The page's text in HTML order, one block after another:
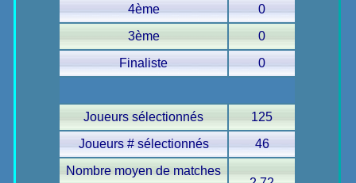
4ème
0
3ème
0
Finaliste
0
Joueurs sélectionnés
125
Joueurs # sélectionnés
46
Nombre moyen de matches